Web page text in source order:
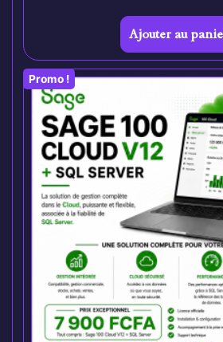
Ajouter au
Promo !